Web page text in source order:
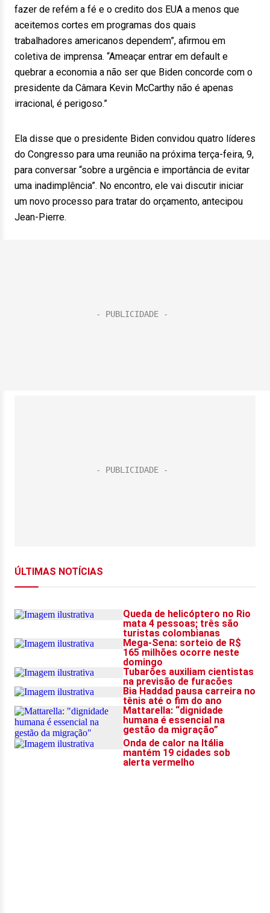
fazer de refém a fé e o credito dos EUA a menos que
aceitemos cortes em programas dos quais
trabalhadores americanos dependem”, afirmou em
coletiva de imprensa. “Ameaçar entrar em default e
quebrar a economia a não ser que Biden concorde com o
presidente da Câmara Kevin McCarthy não é apenas
irracional, é perigoso.”
Ela disse que o presidente Biden convidou quatro líderes
do Congresso para uma reunião na próxima terça-feira, 9,
para conversar “sobre a urgência e importância de evitar
uma inadimplência”. No encontro, ele vai discutir iniciar
um novo processo para tratar do orçamento, antecipou
Jean-Pierre.